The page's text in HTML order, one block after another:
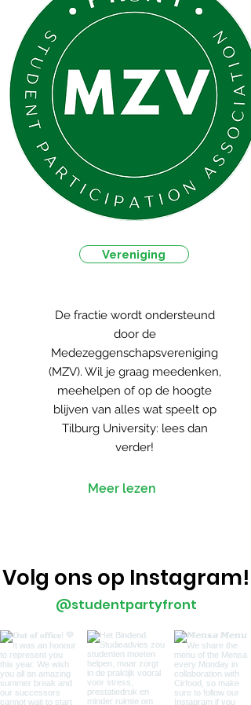
Vereniging
De fractie wordt ondersteund
door de
Medezeggenschapsvereniging
(MZV). Wil je graag meedenken,
meehelpen of op de hoogte
blijven van alles wat speelt op
Tilburg University: lees dan
verder!
Meer lezen
Volg ons op Instagram!
@studentpartyfront